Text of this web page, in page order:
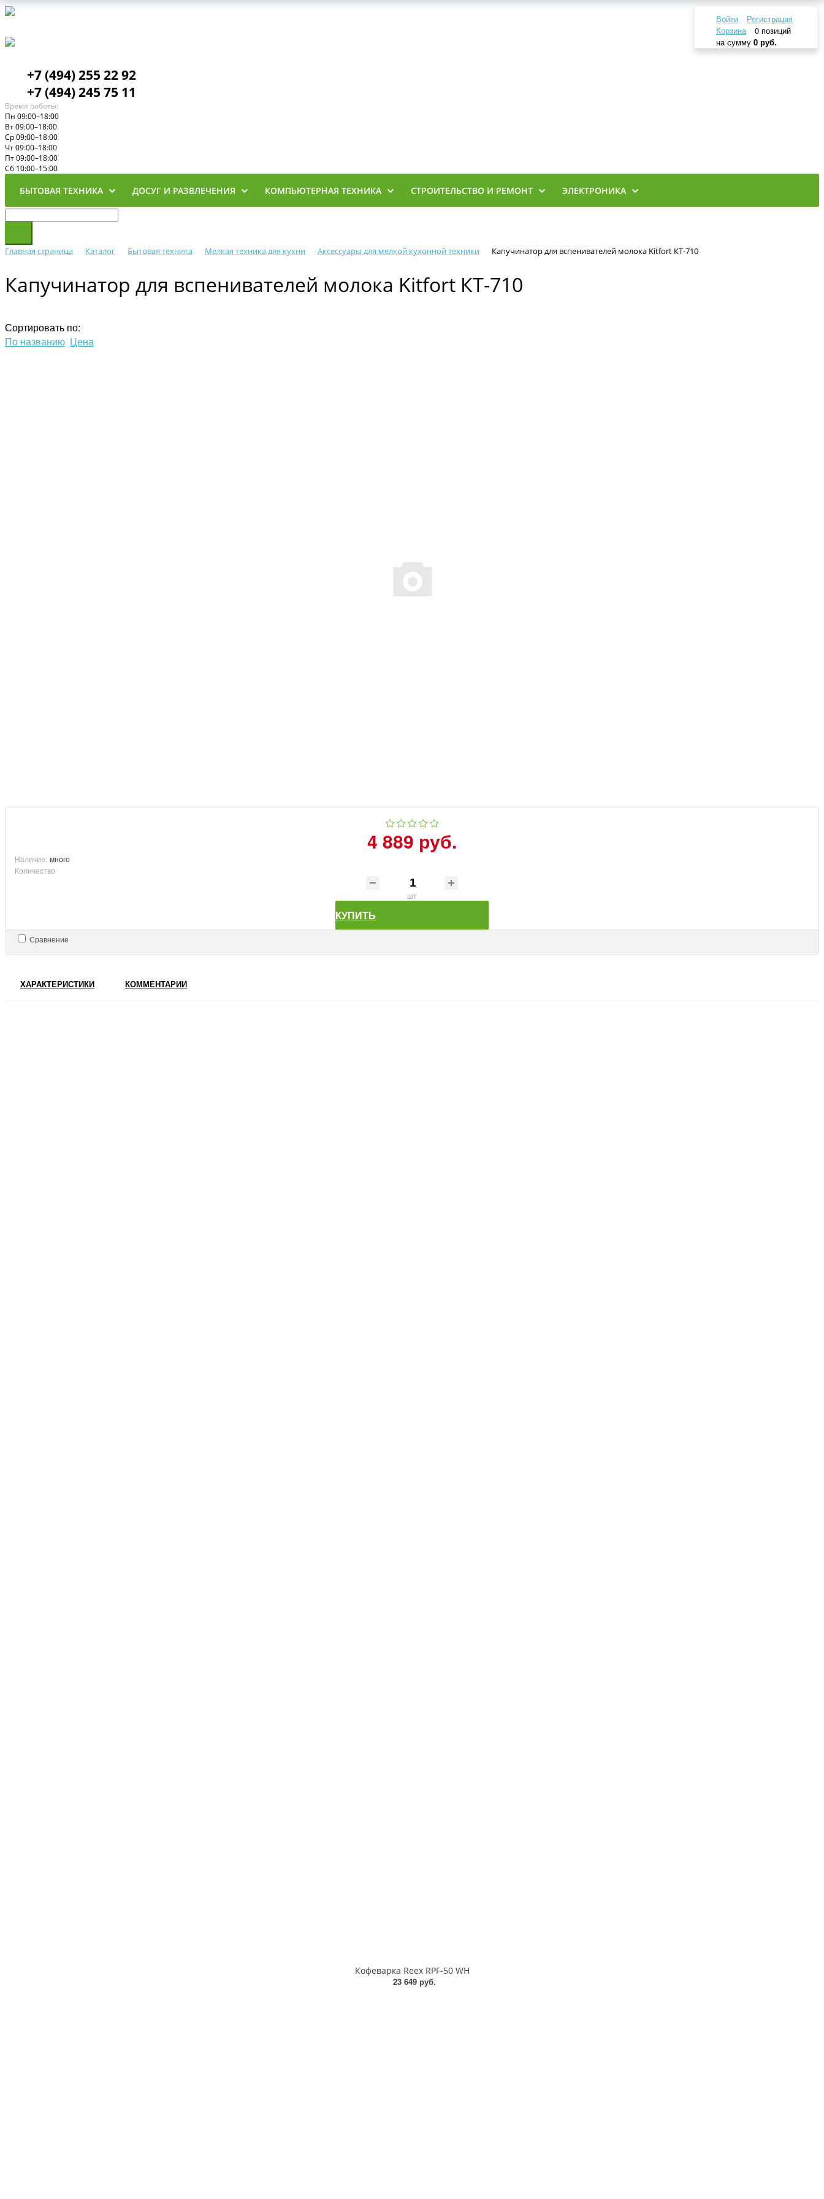
Войти
Регистрация
Корзина
0 позиций
на сумму 0 руб.
+7 (494) 255 22 92
+7 (494) 245 75 11
Время работы:
Пн 09:00–18:00
Вт 09:00–18:00
Ср 09:00–18:00
Чт 09:00–18:00
Пт 09:00–18:00
Сб 10:00–15:00
БЫТОВАЯ ТЕХНИКА ДОСУГ И РАЗВЛЕЧЕНИЯ КОМПЬЮТЕРНАЯ ТЕХНИКА СТРОИТЕЛЬСТВО И РЕМОНТ ЭЛЕКТРОНИКА
Главная страница Каталог Бытовая техника Мелкая техника для кухни Аксессуары для мелкой кухонной техники Капучинатор для вспенивателей молока Kitfort КТ-710
Капучинатор для вспенивателей молока Kitfort КТ-710
Сортировать по:
По названию Цена
4 889 руб.
Наличие: много
Количество
шт
КУПИТЬ
Сравнение
ХАРАКТЕРИСТИКИ КОММЕНТАРИИ
Кофеварка Reex RPF-50 WH
23 649 руб.